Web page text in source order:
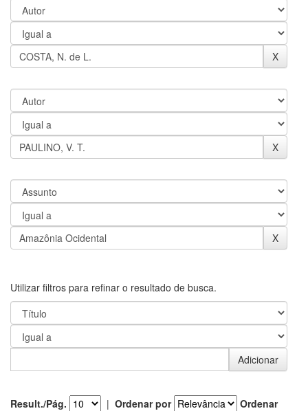
Utilizar filtros para refinar o resultado de busca.
Result./Pág. | Ordenar por
Ordenar